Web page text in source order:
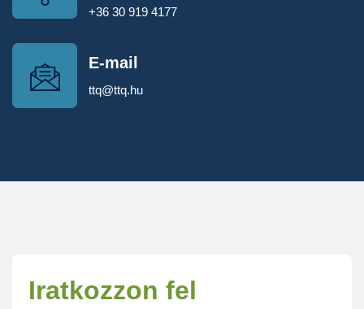
+36 30 919 4177
E-mail
ttq@ttq.hu
Iratkozzon fel